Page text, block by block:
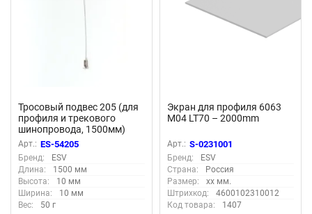
Тросовый подвес 205 (для
профиля и трекового
шинопровода, 1500мм)
Арт.: ES-54205
Бренд:
ESV
Длина:
1500 мм
Высота:
10 мм
Ширина:
10 мм
Вес:
50 г
Экран для профиля 6063
M04 LT70 – 2000mm
Арт.: S-0231001
Бренд:
ESV
Страна:
Россия
Размер:
xx мм.
Штрихкод:
4600102310012
Код товара:
1407